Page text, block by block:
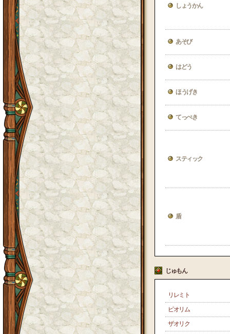
しょうかん
あそび
はどう
ほうげき
てっぺき
スティック
盾
じゅもん
リレミト
ピオリム
ザオリク